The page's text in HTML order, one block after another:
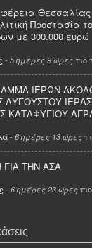
Θεσσαλίας
Προστασία
με 300.000 ευρώ
- 5 ημέρες 9 ώρες πιο
ΙΕΡΩΝ
ΑΥΓΟΥΣΤΟΥ
ΚΑΤΑΦΥΓΙΟΥ
- 6 ημέρες 13 ώρες
ΤΗΝ ΑΣΑ
- 6 ημέρες 23 ώρες